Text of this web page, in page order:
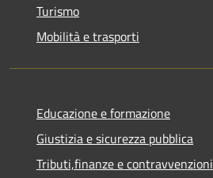
Turismo
Mobilità e trasporti
Educazione e formazione
Giustizia e sicurezza pubblica
Tributi,finanze e contravvenzioni